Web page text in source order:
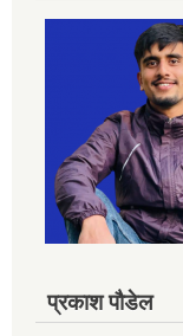
प्रकाश पौडेल